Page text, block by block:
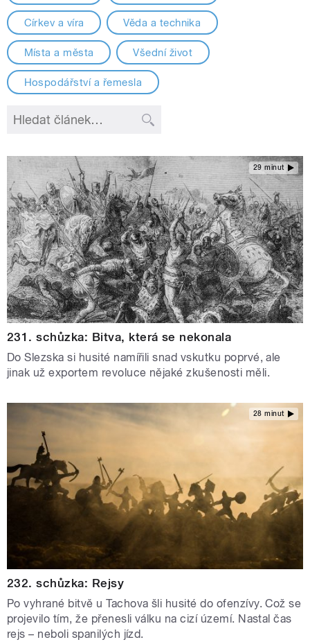
Církev a víra Věda a technika
Místa a města Všední život
Hospodářství a řemesla
29 minut
231. schůzka: Bitva, která se nekonala
Do Slezska si husité namířili snad vskutku poprvé, ale
jinak už exportem revoluce nějaké zkušenosti měli.
28 minut
232. schůzka: Rejsy
Po vyhrané bitvě u Tachova šli husité do ofenzívy. Což se
projevilo tím, že přenesli válku na cizí území. Nastal čas
rejs – neboli spanilých jízd.